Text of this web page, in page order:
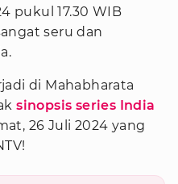
pukul 17.30 WIB
seru dan
di Mahabharata
sinopsis series India
26 Juli 2024 yang